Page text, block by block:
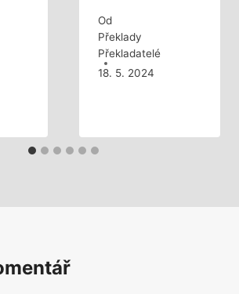
Od
Překlady
Překladatelé
18. 5. 2024